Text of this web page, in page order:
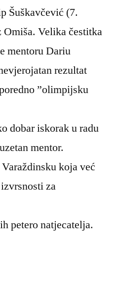
Šuškavčević (7.
Omiša. Velika čestitka
mentoru Dariu
rezultat
”olimpijsku
dobar iskorak u radu
mentor.
koja već
za
petero natjecatelja.